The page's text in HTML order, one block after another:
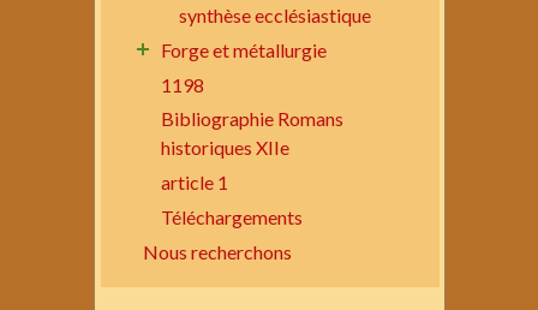
synthèse ecclésiastique
Forge et métallurgie
1198
Bibliographie Romans
historiques XIIe
article 1
Téléchargements
Nous recherchons